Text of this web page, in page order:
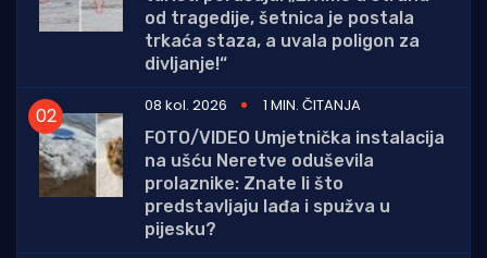
od tragedije, šetnica je postala
trkaća staza, a uvala poligon za
divljanje!“
08 kol. 2026
1 MIN. ČITANJA
FOTO/VIDEO Umjetnička instalacija
na ušću Neretve oduševila
prolaznike: Znate li što
predstavljaju lađa i spužva u
pijesku?